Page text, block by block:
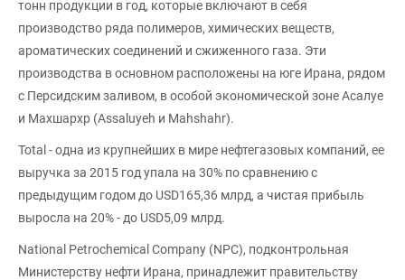
тонн продукции в год, которые включают в себя
производство ряда полимеров, химических веществ,
ароматических соединений и сжиженного газа. Эти
производства в основном расположены на юге Ирана, рядом
с Персидским заливом, в особой экономической зоне Асалуе
и Махшархр (Assaluyeh и Mahshahr).
Total - одна из крупнейших в мире нефтегазовых компаний, ее
выручка за 2015 год упала на 30% по сравнению с
предыдущим годом до USD165,36 млрд, а чистая прибыль
выросла на 20% - до USD5,09 млрд.
National Petrochemical Company (NPC), подконтрольная
Министерству нефти Ирана, принадлежит правительству